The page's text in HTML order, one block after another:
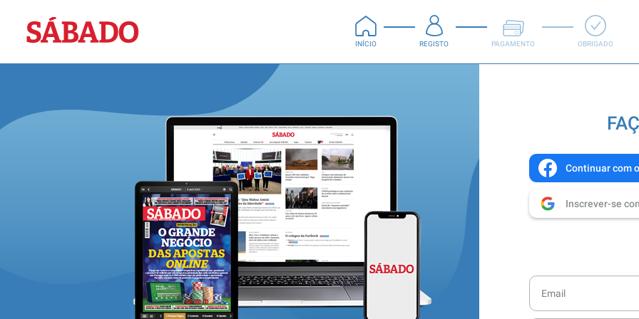
Sábado
INÍCIO REGISTO PAGAMENTO OBRIGADO
Continuar com
Inscrever-se